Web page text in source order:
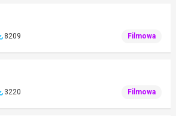
8209 Filmowa
3220 Filmowa